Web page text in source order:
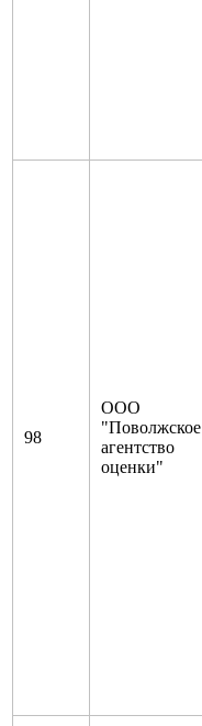
98
ООО
"Поволжское
агентство
оценки"